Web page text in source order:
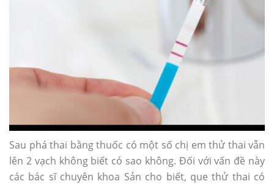
Sau phá thai bằng thuốc có một số chị em thử thai vẫn
lên 2 vạch không biết có sao không. Đối với vấn đề này
các bác sĩ chuyên khoa Sản cho biết, que thử thai có